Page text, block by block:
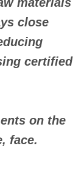
close
certified
on the
face.